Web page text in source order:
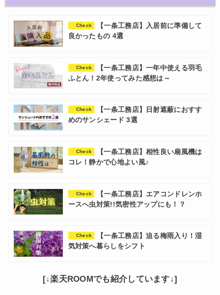
Check
【一条工務店】入居前に準備して
良かったもの 4選
Check
【一条工務店】一年中使える羽毛
ふとん！2年使ってみた感想は～
Check
【一条工務店】日射遮蔽におすす
めのサンシェード 3選
Check
【一条工務店】相性良い扇風機は
コレ！静かで心地よい風♪
Check
【一条工務店】エアコンドレンホ
ースへ虫対策!!気密性アップにも！？
Check
【一条工務店】迫る梅雨入り！湿
気対策へ暮らしをシフト
[↓楽天ROOMでも紹介しています↓]